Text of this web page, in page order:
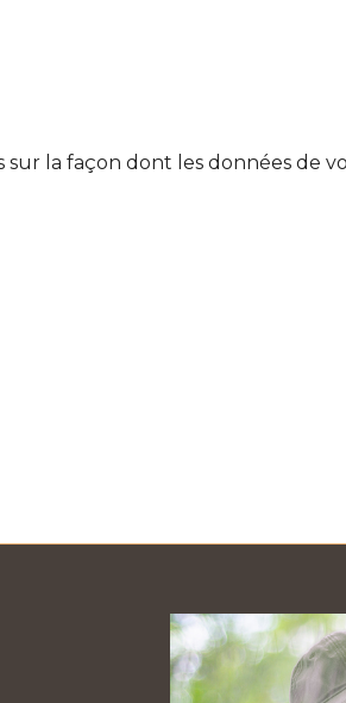
sur la façon dont les données de